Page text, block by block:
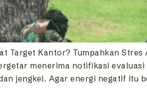
Target Kantor? Tumpahkan
menerima notifikasi
jengkel. Agar energi negatif itu